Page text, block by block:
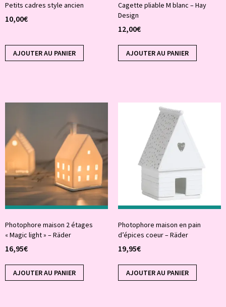
Petits cadres style ancien
10,00€
AJOUTER AU PANIER
Cagette pliable M blanc – Hay
Design
12,00€
AJOUTER AU PANIER
Photophore maison 2 étages
« Magic light » – Räder
16,95€
AJOUTER AU PANIER
Photophore maison en pain
d’épices coeur – Räder
19,95€
AJOUTER AU PANIER